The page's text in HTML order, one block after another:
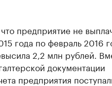
предприятие не
года по февраль 2016
2,2 млн рублей.
документации
предприятия